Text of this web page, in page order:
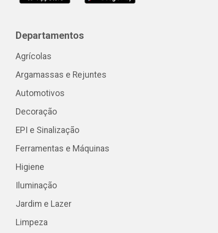
Departamentos
Agrícolas
Argamassas e Rejuntes
Automotivos
Decoração
EPI e Sinalização
Ferramentas e Máquinas
Higiene
Iluminação
Jardim e Lazer
Limpeza